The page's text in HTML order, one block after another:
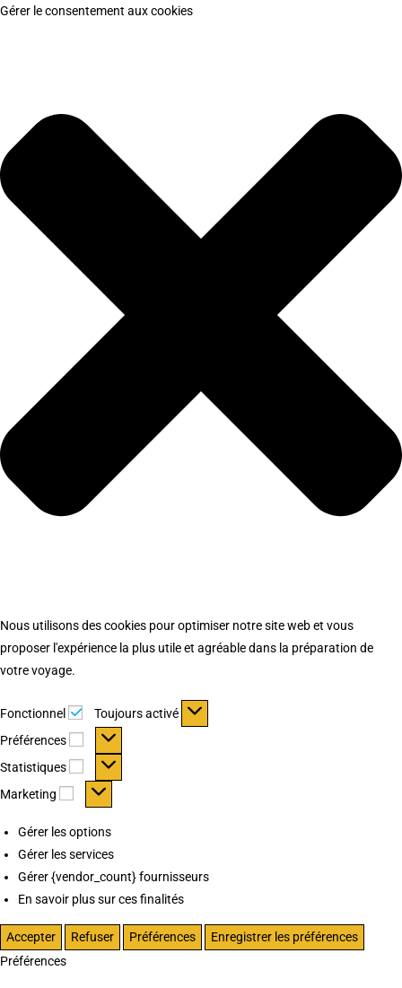
Gérer le consentement aux cookies
Nous utilisons des cookies pour optimiser notre site web et vous
proposer l'expérience la plus utile et agréable dans la préparation de
votre voyage.
Fonctionnel Fonctionnel
Toujours activé
Préférences
Préférences
Statistiques Statistiques
Marketing Marketing
Gérer les options
Gérer les services
Gérer {vendor_count} fournisseurs
En savoir plus sur ces finalités
Accepter Refuser Préférences
Enregistrer les préférences
Préférences